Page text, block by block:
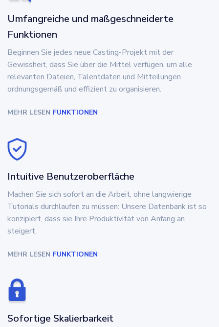
Umfangreiche und maßgeschneiderte
Funktionen
Beginnen Sie jedes neue Casting-Projekt mit der
Gewissheit, dass Sie über die Mittel verfügen, um alle
relevanten Dateien, Talentdaten und Mitteilungen
ordnungsgemäß und effizient zu organisieren.
MEHR LESEN FUNKTIONEN
Intuitive Benutzeroberfläche
Machen Sie sich sofort an die Arbeit, ohne langwierige
Tutorials durchlaufen zu müssen: Unsere Datenbank ist so
konzipiert, dass sie Ihre Produktivität von Anfang an
steigert.
MEHR LESEN FUNKTIONEN
Sofortige Skalierbarkeit